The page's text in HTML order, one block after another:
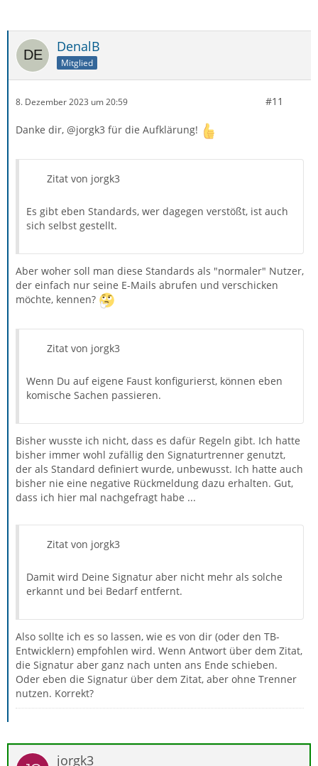
DenalB
Mitglied
8. Dezember 2023 um 20:59 #11
Danke dir, @jorgk3 für die Aufklärung!
Zitat von jorgk3
Es gibt eben Standards, wer dagegen verstößt, ist auch
sich selbst gestellt.
Aber woher soll man diese Standards als "normaler" Nutzer,
der einfach nur seine E-Mails abrufen und verschicken
möchte, kennen?
Zitat von jorgk3
Wenn Du auf eigene Faust konfigurierst, können eben
komische Sachen passieren.
Bisher wusste ich nicht, dass es dafür Regeln gibt. Ich hatte
bisher immer wohl zufällig den Signaturtrenner genutzt,
der als Standard definiert wurde, unbewusst. Ich hatte auch
bisher nie eine negative Rückmeldung dazu erhalten. Gut,
dass ich hier mal nachgefragt habe ...
Zitat von jorgk3
Damit wird Deine Signatur aber nicht mehr als solche
erkannt und bei Bedarf entfernt.
Also sollte ich es so lassen, wie es von dir (oder den TB-
Entwicklern) empfohlen wird. Wenn Antwort über dem Zitat,
die Signatur aber ganz nach unten ans Ende schieben.
Oder eben die Signatur über dem Zitat, aber ohne Trenner
nutzen. Korrekt?
jorgk3